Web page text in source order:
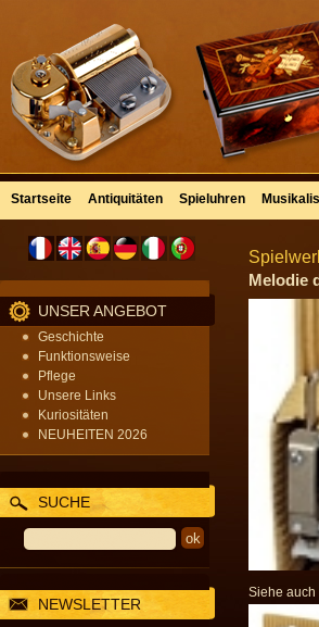
Startseite Antiquitäten Spieluhren
UNSER ANGEBOT
Geschichte
Funktionsweise
Pflege
Unsere Links
Kuriositäten
NEUHEITEN 2026
SUCHE
NEWSLETTER
Melodie
Siehe auch